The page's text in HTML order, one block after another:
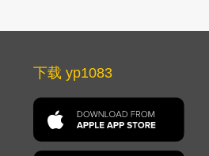
下载 yp1083